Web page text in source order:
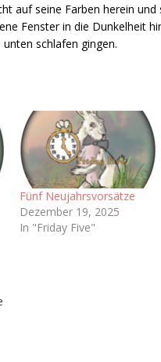
auf seine Farben herein und
Fenster in die Dunkelheit
schlafen gingen.
Fünf Neujahrsvorsätze
Dezember 19, 2025
In "Friday Five"